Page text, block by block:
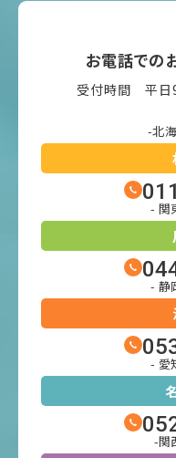
お電話での
受付時間 平日
-北
- 関
- 静
- 愛
-関